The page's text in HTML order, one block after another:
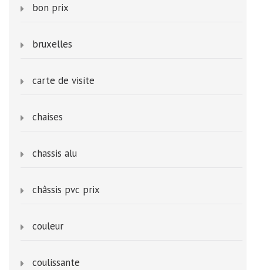
bon prix
bruxelles
carte de visite
chaises
chassis alu
châssis pvc prix
couleur
coulissante